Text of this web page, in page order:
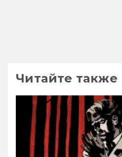
Читайте также